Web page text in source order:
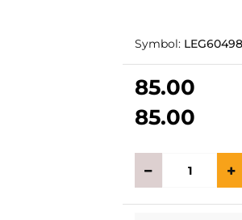
Symbol: LEG60498
85.00
85.00